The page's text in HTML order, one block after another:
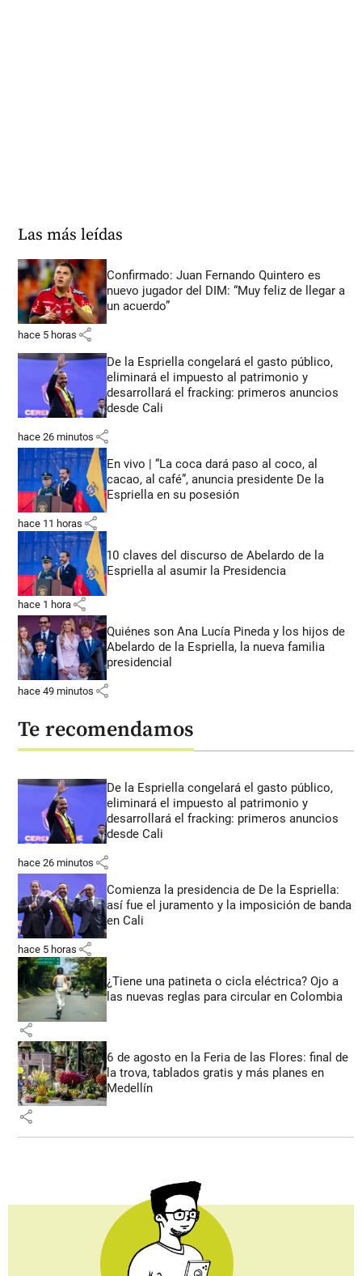
Las más leídas
Confirmado: Juan Fernando Quintero es
nuevo jugador del DIM: “Muy feliz de llegar a
un acuerdo”
hace 5 horas share
De la Espriella congelará el gasto público,
eliminará el impuesto al patrimonio y
desarrollará el fracking: primeros anuncios
desde Cali
hace 26 minutos share
En vivo | “La coca dará paso al coco, al
cacao, al café”, anuncia presidente De la
Espriella en su posesión
hace 11 horas share
10 claves del discurso de Abelardo de la
Espriella al asumir la Presidencia
hace 1 hora share
Quiénes son Ana Lucía Pineda y los hijos de
Abelardo de la Espriella, la nueva familia
presidencial
hace 49 minutos share
Te recomendamos
De la Espriella congelará el gasto público,
eliminará el impuesto al patrimonio y
desarrollará el fracking: primeros anuncios
desde Cali
hace 26 minutos share
Comienza la presidencia de De la Espriella:
así fue el juramento y la imposición de banda
en Cali
hace 5 horas share
¿Tiene una patineta o cicla eléctrica? Ojo a
las nuevas reglas para circular en Colombia
share
6 de agosto en la Feria de las Flores: final de
la trova, tablados gratis y más planes en
Medellín
share